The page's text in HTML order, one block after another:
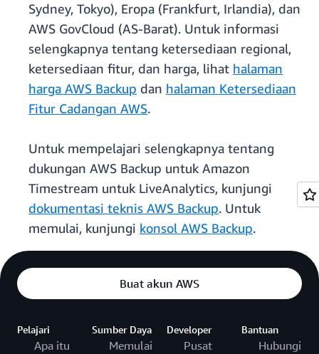
Sydney, Tokyo), Eropa (Frankfurt, Irlandia), dan
AWS GovCloud (AS-Barat). Untuk informasi
selengkapnya tentang ketersediaan regional,
ketersediaan fitur, dan harga, lihat halaman
harga AWS Backup dan halaman Ketersediaan
Fitur Cadangan AWS.
Untuk mempelajari selengkapnya tentang
dukungan AWS Backup untuk Amazon
Timestream untuk LiveAnalytics, kunjungi
dokumentasi teknis AWS Backup. Untuk
memulai, kunjungi konsol AWS Backup.
Buat akun AWS
Pelajari
Apa itu
Sumber Daya
Memulai
Developer
Pusat
Bantuan
Hubungi